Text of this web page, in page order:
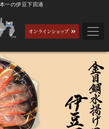
一の伊豆下田港